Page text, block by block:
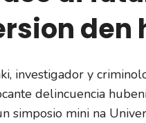
den
investigador y
delincuencia
simposio mini na